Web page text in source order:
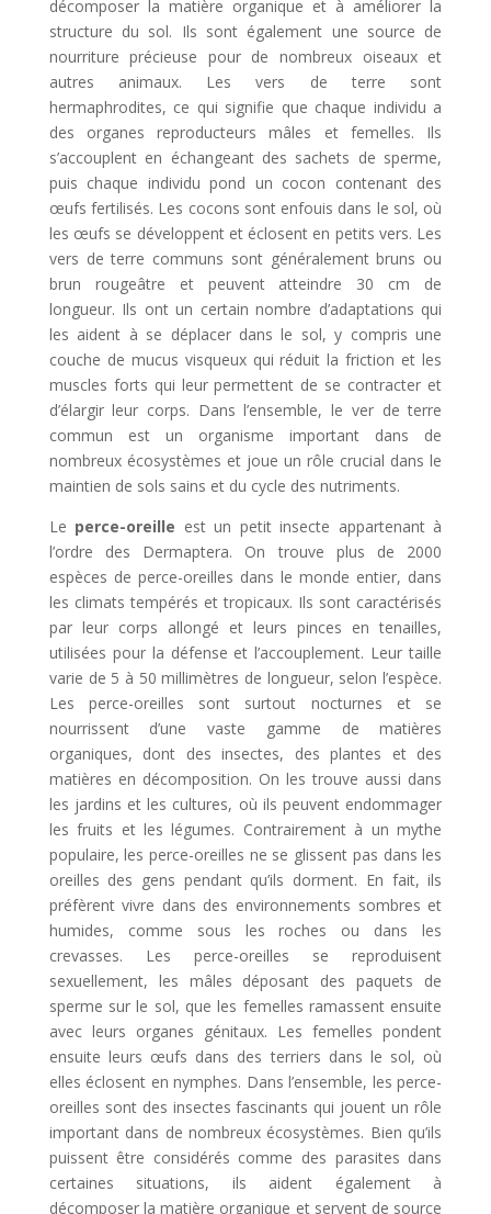
décomposer la matière organique et à améliorer la
structure du sol. Ils sont également une source de
nourriture précieuse pour de nombreux oiseaux et
autres animaux. Les vers de terre sont
hermaphrodites, ce qui signifie que chaque individu a
des organes reproducteurs mâles et femelles. Ils
s’accouplent en échangeant des sachets de sperme,
puis chaque individu pond un cocon contenant des
œufs fertilisés. Les cocons sont enfouis dans le sol, où
les œufs se développent et éclosent en petits vers. Les
vers de terre communs sont généralement bruns ou
brun rougeâtre et peuvent atteindre 30 cm de
longueur. Ils ont un certain nombre d’adaptations qui
les aident à se déplacer dans le sol, y compris une
couche de mucus visqueux qui réduit la friction et les
muscles forts qui leur permettent de se contracter et
d’élargir leur corps. Dans l’ensemble, le ver de terre
commun est un organisme important dans de
nombreux écosystèmes et joue un rôle crucial dans le
maintien de sols sains et du cycle des nutriments.
Le perce-oreille est un petit insecte appartenant à
l’ordre des Dermaptera. On trouve plus de 2000
espèces de perce-oreilles dans le monde entier, dans
les climats tempérés et tropicaux. Ils sont caractérisés
par leur corps allongé et leurs pinces en tenailles,
utilisées pour la défense et l’accouplement. Leur taille
varie de 5 à 50 millimètres de longueur, selon l’espèce.
Les perce-oreilles sont surtout nocturnes et se
nourrissent d’une vaste gamme de matières
organiques, dont des insectes, des plantes et des
matières en décomposition. On les trouve aussi dans
les jardins et les cultures, où ils peuvent endommager
les fruits et les légumes. Contrairement à un mythe
populaire, les perce-oreilles ne se glissent pas dans les
oreilles des gens pendant qu’ils dorment. En fait, ils
préfèrent vivre dans des environnements sombres et
humides, comme sous les roches ou dans les
crevasses. Les perce-oreilles se reproduisent
sexuellement, les mâles déposant des paquets de
sperme sur le sol, que les femelles ramassent ensuite
avec leurs organes génitaux. Les femelles pondent
ensuite leurs œufs dans des terriers dans le sol, où
elles éclosent en nymphes. Dans l’ensemble, les perce-
oreilles sont des insectes fascinants qui jouent un rôle
important dans de nombreux écosystèmes. Bien qu’ils
puissent être considérés comme des parasites dans
certaines situations, ils aident également à
décomposer la matière organique et servent de source